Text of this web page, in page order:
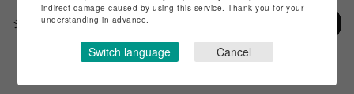
シェアする
indirect damage caused by using this service. Thank you for your
understanding in advance.
Switch language Cancel